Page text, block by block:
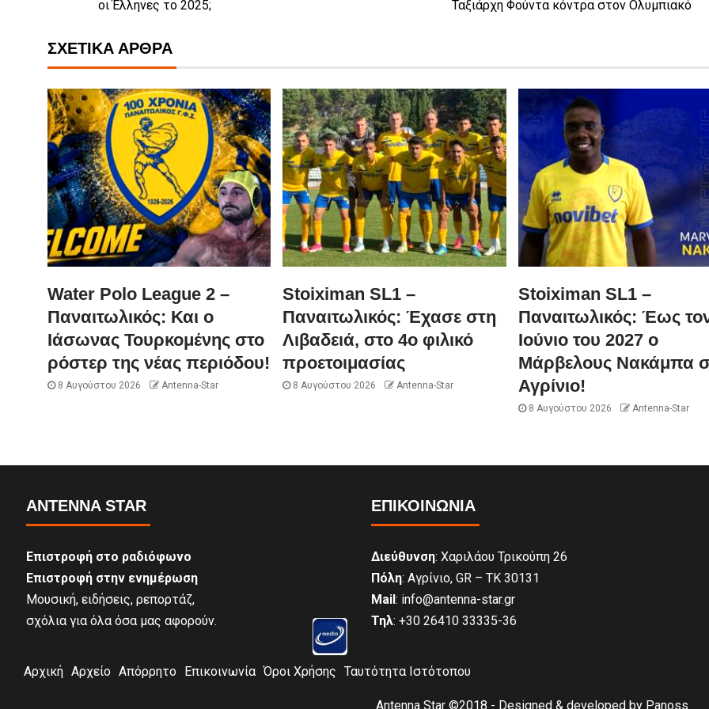
οι Έλληνες το 2025; Ταξιάρχη Φούντα κόντρα στον Ολυμπιακό
ΣΧΕΤΙΚΆ ΆΡΘΡΑ
Water Polo League 2 –
Παναιτωλικός: Και ο
Ιάσωνας Τουρκομένης στο
ρόστερ της νέας περιόδου!
8 Αυγούστου 2026 Antenna-Star
Stoiximan SL1 –
Παναιτωλικός: Έχασε στη
Λιβαδειά, στο 4ο φιλικό
προετοιμασίας
8 Αυγούστου 2026 Antenna-Star
Stoiximan SL1 –
Παναιτωλικός: Έως
Ιούνιο του 2027 ο
Μάρβελους Νακάμπα
Αγρίνιο!
8 Αυγούστου 2026 Antenna-Star
ANTENNA STAR
Επιστροφή στο ραδιόφωνο
Επιστροφή στην ενημέρωση
Μουσική, ειδήσεις, ρεπορτάζ,
σχόλια για όλα όσα μας αφορούν.
ΕΠΙΚΟΙΝΩΝΊΑ
Διεύθυνση: Χαριλάου Τρικούπη 26
Πόλη: Αγρίνιο, GR – ΤΚ 30131
Mail : info@antenna-star.gr
Τηλ: +30 26410 33335-36
Αρχική Αρχείο Απόρρητο Επικοινωνία Όροι Χρήσης Ταυτότητα Ιστότοπου
Antenna Star ©2018 - Designed & developed by Panoss